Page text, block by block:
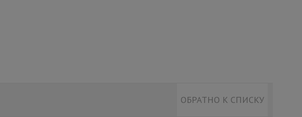
ОБРАТНО К СПИСКУ